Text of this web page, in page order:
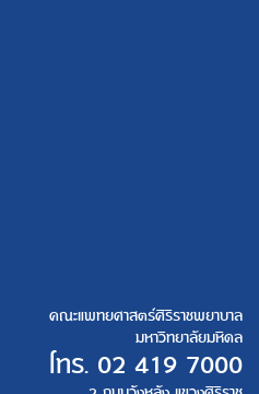
คณะแพทยศาสตร์ศิริราชพยาบาล
มหาวิทยาลัยมหิดล
โทร. 02 419 7000